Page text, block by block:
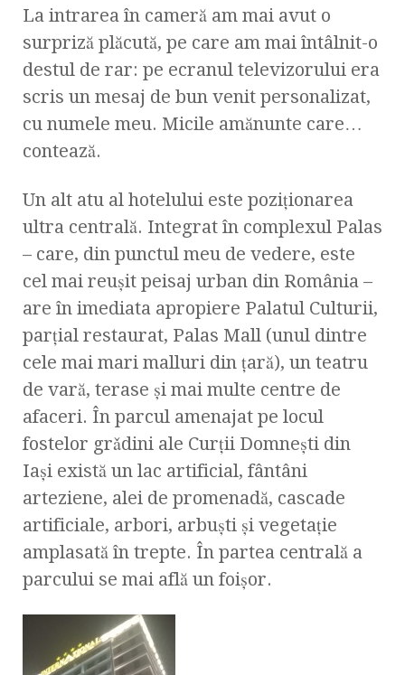
La intrarea în cameră am mai avut o
surpriză plăcută, pe care am mai întâlnit-o
destul de rar: pe ecranul televizorului era
scris un mesaj de bun venit personalizat,
cu numele meu. Micile amănunte care…
contează.
Un alt atu al hotelului este poziţionarea
ultra centrală. Integrat în complexul Palas
– care, din punctul meu de vedere, este
cel mai reuşit peisaj urban din România –
are în imediata apropiere Palatul Culturii,
parţial restaurat, Palas Mall (unul dintre
cele mai mari malluri din ţară), un teatru
de vară, terase şi mai multe centre de
afaceri. În parcul amenajat pe locul
fostelor grǎdini ale Curţii Domneşti din
Iaşi există un lac artificial, fântâni
arteziene, alei de promenadă, cascade
artificiale, arbori, arbuşti şi vegetaţie
amplasată în trepte. În partea centrală a
parcului se mai află un foişor.